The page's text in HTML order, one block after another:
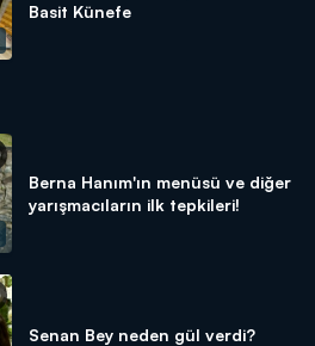
Basit Künefe
Berna Hanım'ın menüsü ve diğer
yarışmacıların ilk tepkileri!
Senan Bey neden gül verdi?